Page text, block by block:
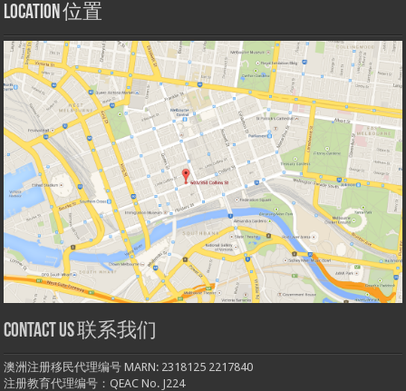
Location 位置
Contact us 联系我们
澳洲注册移民代理编号 MARN: 2318125 2217840
注册教育代理编号：QEAC No. J224